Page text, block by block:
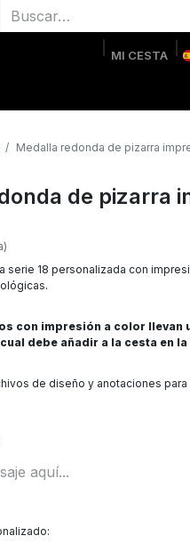
MI CESTA
Medalla redonda de pizarra
de pizarra
serie 18 personalizada con
con impresión a color llevan
cual debe añadir a la cesta en
de diseño y anotaciones